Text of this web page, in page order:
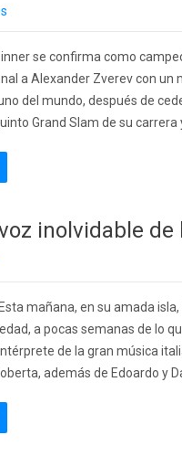
se confirma como
a Alexander Zverev con un
del mundo, después de
Grand Slam de su carrera
inolvidable
mañana, en su amada
a pocas semanas de lo
de la gran música
además de Edoardo y